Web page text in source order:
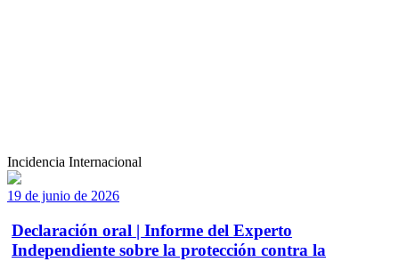
Incidencia Internacional
19 de junio de 2026
Declaración oral | Informe del Experto
Independiente sobre la protección contra la